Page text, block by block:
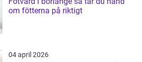
om fötterna på riktigt
04 april 2026